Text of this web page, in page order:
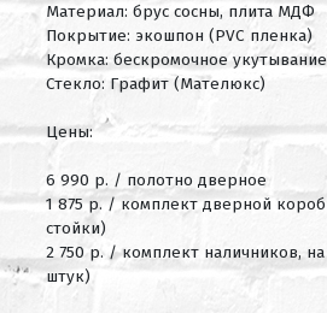
Материал: брус сосны, плита МДФ
Покрытие: экошпон (PVC пленка)
Кромка: бескромочное укутывание
Стекло: Графит (Мателюкс)
Цены:
6 990 р. / полотно дверное
1 875 р. / комплект дверной
стойки)
2 750 р. / комплект наличников,
штук)